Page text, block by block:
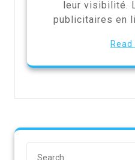
leur visibilité.
publicitaires en